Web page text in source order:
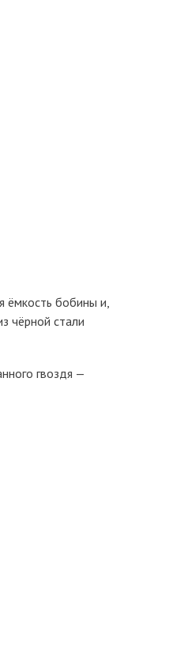
ёмкость бобины и,
чёрной стали
гвоздя —